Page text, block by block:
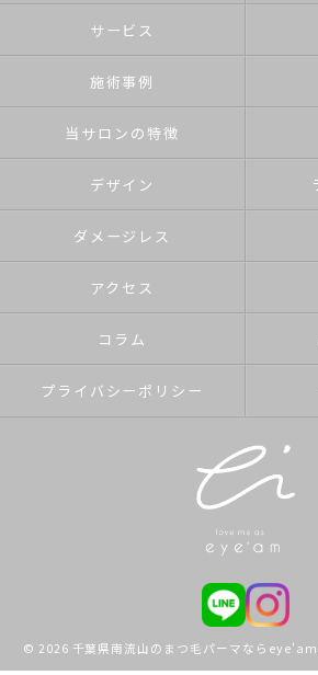
サービス
施術事例
当サロンの特徴
デザイン
ダメージレス
アクセス
コラム
プライバシーポリシー
© 2026 千葉県南流山のまつ毛パーマならeye'am